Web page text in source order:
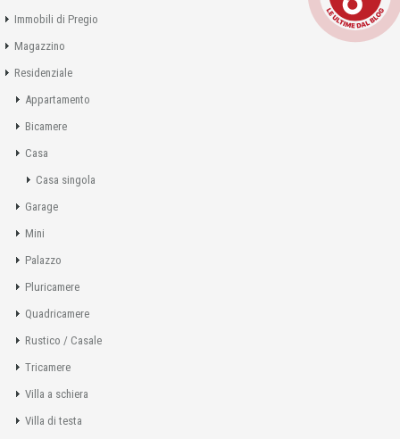
Immobili di Pregio
Magazzino
Residenziale
Appartamento
Bicamere
Casa
Casa singola
Garage
Mini
Palazzo
Pluricamere
Quadricamere
Rustico / Casale
Tricamere
Villa a schiera
Villa di testa